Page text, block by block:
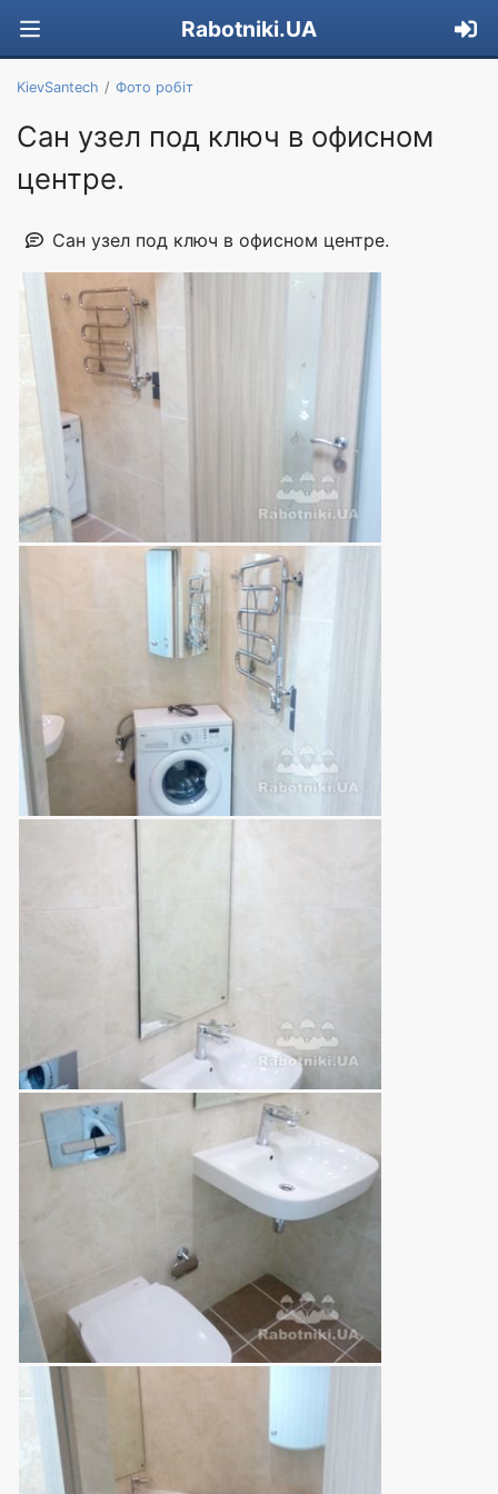
Rabotniki.UA
KievSantech Фото робіт
Сан узел под ключ в офисном
центре.
Сан узел под ключ в офисном центре.